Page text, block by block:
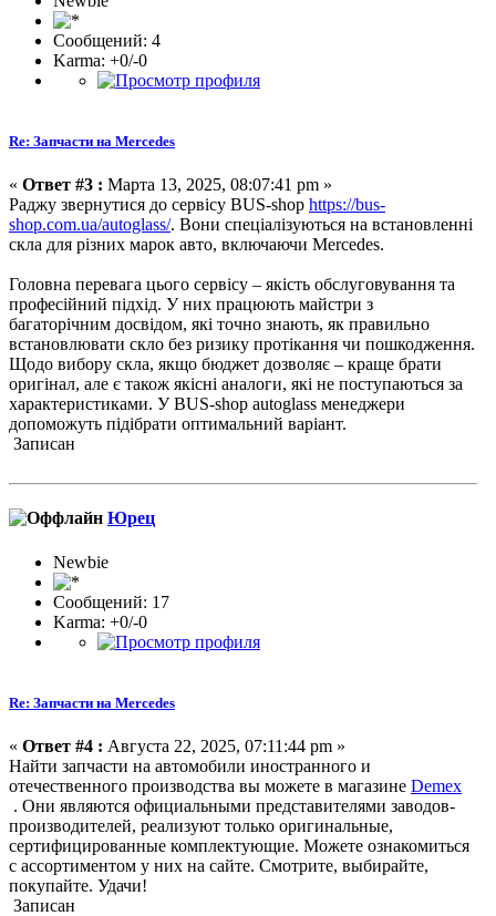
Сообщений: 4
Karma: +0/-0
Re: Запчасти на Mercedes
« Ответ #3 : Марта 13, 2025, 08:07:41 pm »
Раджу звернутися до сервісу BUS-shop https://bus-
shop.com.ua/autoglass/. Вони спеціалізуються на встановленні
скла для різних марок авто, включаючи Mercedes.
Головна перевага цього сервісу – якість обслуговування та
професійний підхід. У них працюють майстри з
багаторічним досвідом, які точно знають, як правильно
встановлювати скло без ризику протікання чи пошкодження.
Щодо вибору скла, якщо бюджет дозволяє – краще брати
оригінал, але є також якісні аналоги, які не поступаються за
характеристиками. У BUS-shop autoglass менеджери
допоможуть підібрати оптимальний варіант.
Записан
Юрец
Newbie
Сообщений: 17
Karma: +0/-0
Re: Запчасти на Mercedes
« Ответ #4 : Августа 22, 2025, 07:11:44 pm »
Найти запчасти на автомобили иностранного и
отечественного производства вы можете в магазине Demex
. Они являются официальными представителями заводов-
производителей, реализуют только оригинальные,
сертифицированные комплектующие. Можете ознакомиться
с ассортиментом у них на сайте. Смотрите, выбирайте,
покупайте. Удачи!
Записан